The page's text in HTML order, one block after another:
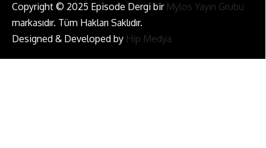
Copyright © 2025 Episode Dergi bir Mylos Yayın Grubu
markasıdır. Tüm Hakları Saklıdır.
Designed & Developed by Hip Medya